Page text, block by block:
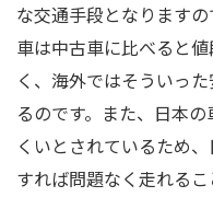
な交通手段となります
車は中古車に比べると
く、海外ではそういっ
るのです。また、日本
くいとされているため
すれば問題なく走れる